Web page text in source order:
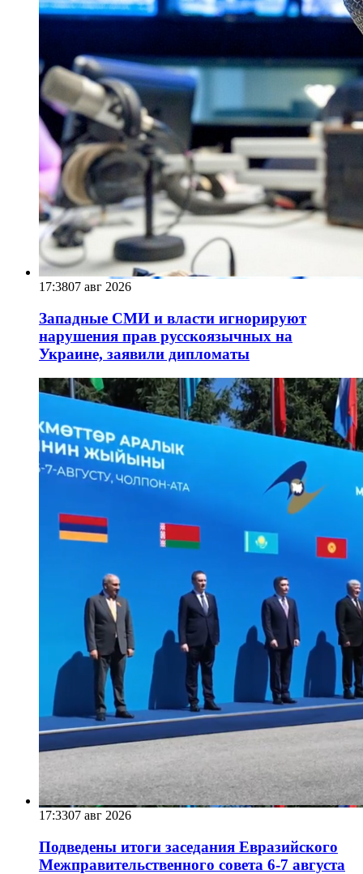
17:3807 авг 2026
Западные СМИ и власти игнорируют
нарушения прав русскоязычных на
Украине, заявили дипломаты
17:3307 авг 2026
Подведены итоги заседания Евразийского
Межправительственного совета 6-7 августа